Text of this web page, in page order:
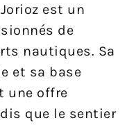
est un
de
nautiques. Sa
et sa base
une offre
que le sentier